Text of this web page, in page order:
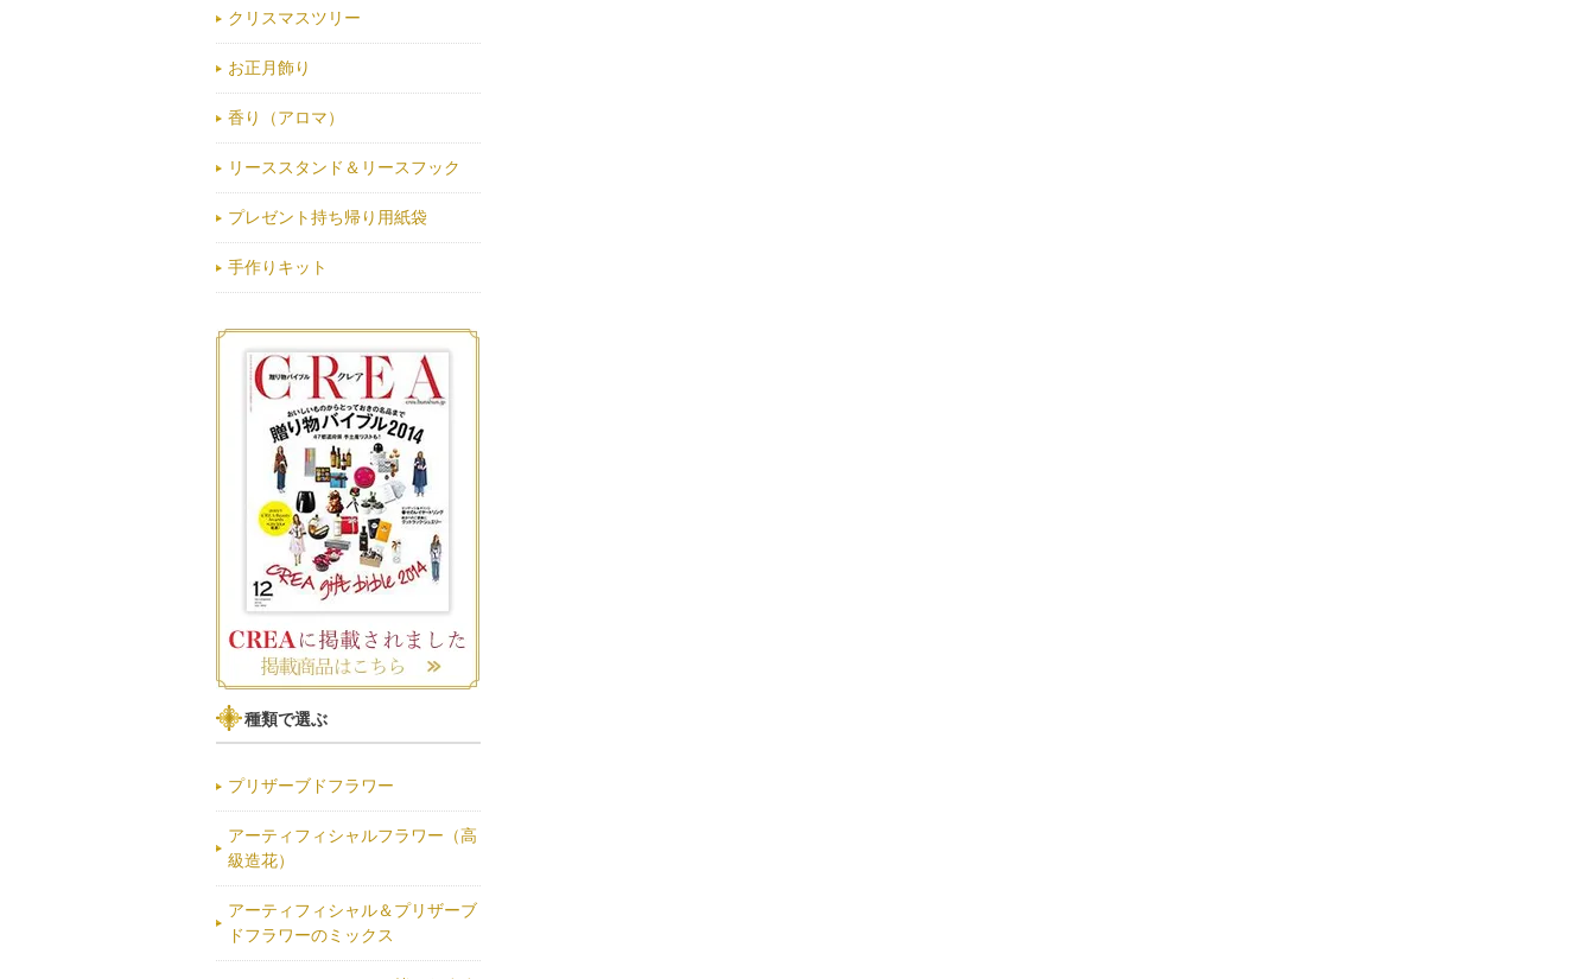
クリスマスツリー
お正月飾り
香り（アロマ）
リーススタンド＆リースフック
プレゼント持ち帰り用紙袋
手作りキット
種類で選ぶ
プリザーブドフラワー
アーティフィシャルフラワー（高
級造花）
アーティフィシャル＆プリザーブ
ドフラワーのミックス